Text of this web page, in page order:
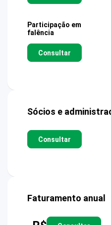
Participação em
falência
Consultar
Sócios e
Consultar
Faturamento anual